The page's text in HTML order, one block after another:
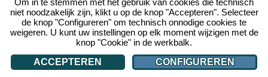
speel mee!
internet
niet noodzakelijk zijn, klikt u op de knop "Accepteren". Selecteer
de knop "Configureren" om technisch onnodige cookies te
weigeren. U kunt uw instellingen op elk moment wijzigen met de
knop "Cookie" in de werkbalk.
ACCEPTEREN
CONFIGUREREN